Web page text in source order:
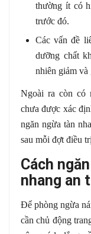
thường ít có
trước đó.
Các vấn đề
dưỡng chất
nhiên giảm
Ngoài ra còn có
chưa được xác
ngăn ngừa tàn
sau mỗi đợt điều
Cách
nhang an
Để phòng ngừa
cần chủ động